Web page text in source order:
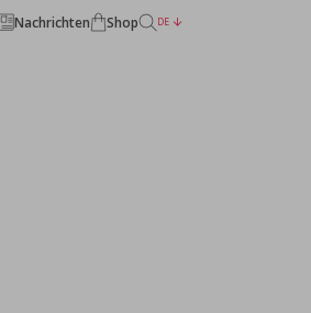
Nachrichten Shop DE